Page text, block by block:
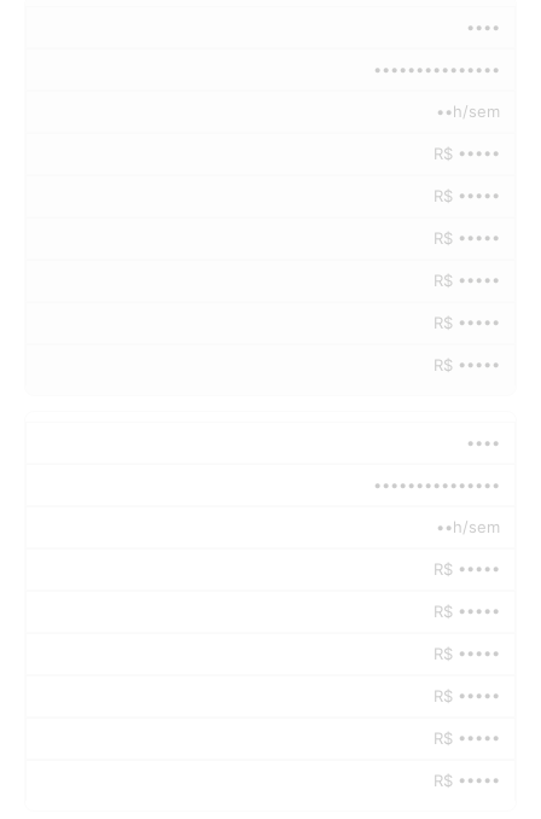
••••
•••••••••••••••
••h/sem
R$ •••••
R$ •••••
R$ •••••
R$ •••••
R$ •••••
R$ •••••
••••
•••••••••••••••
••h/sem
R$ •••••
R$ •••••
R$ •••••
R$ •••••
R$ •••••
R$ •••••